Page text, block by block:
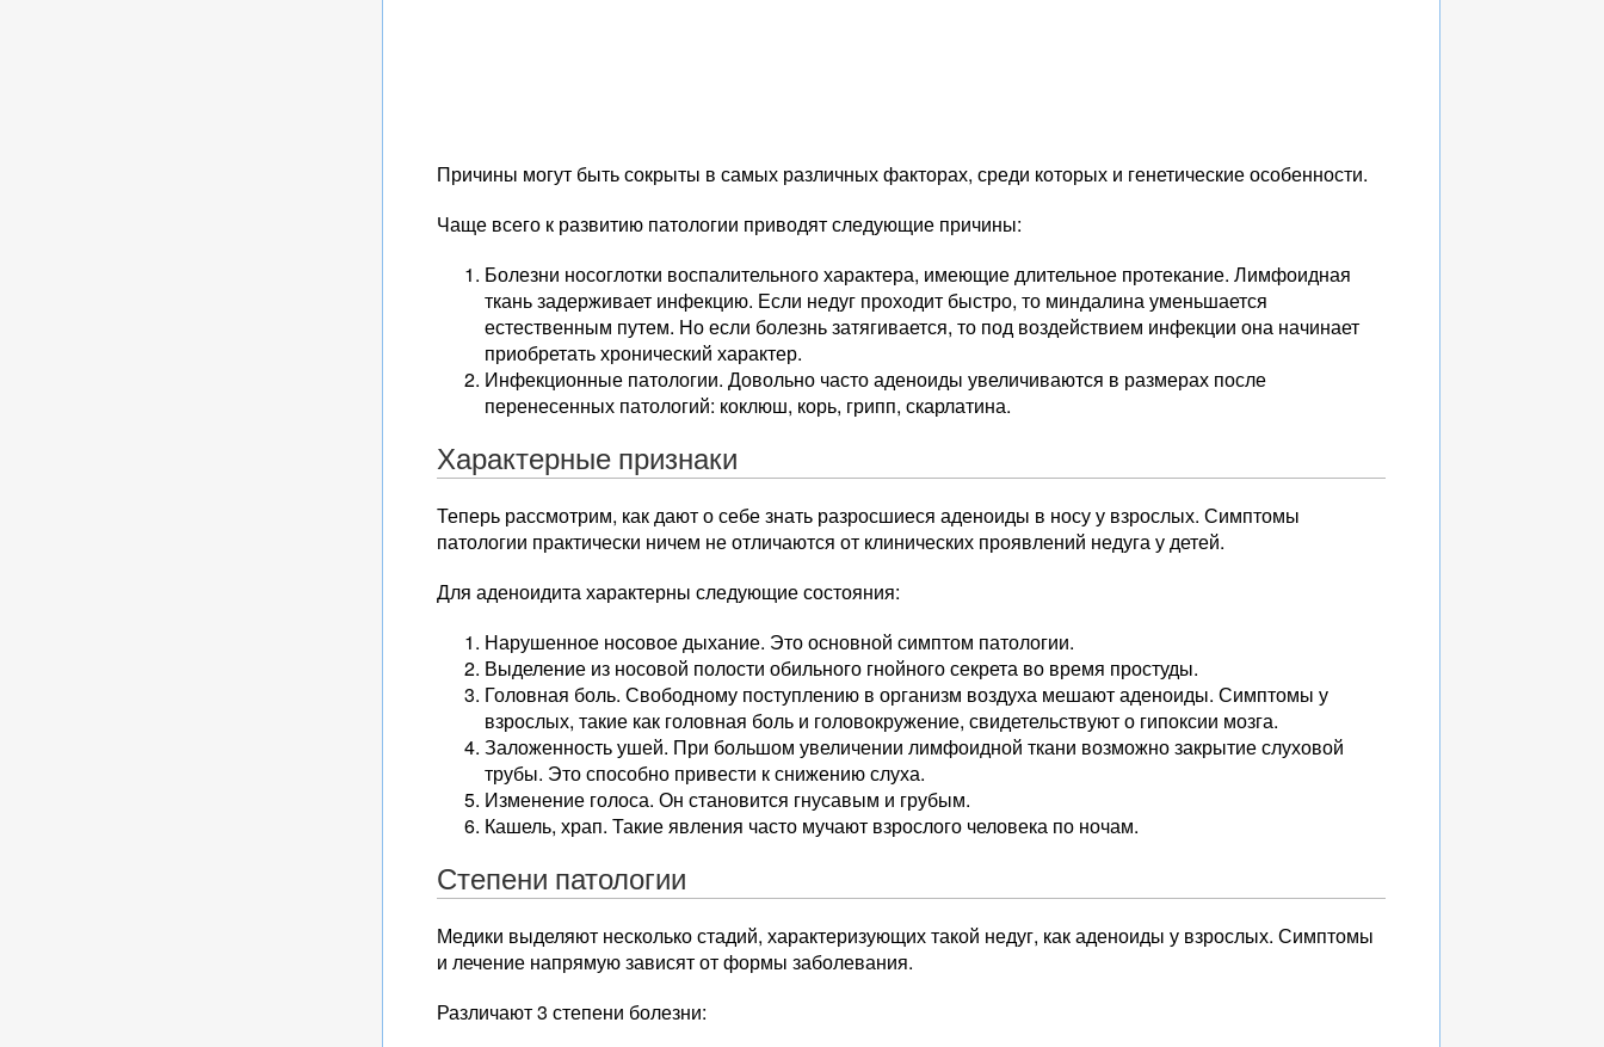
Причины могут быть сокрыты в самых различных факторах, среди которых и генетические особенности.
Чаще всего к развитию патологии приводят следующие причины:
Болезни носоглотки воспалительного характера, имеющие длительное протекание. Лимфоидная
ткань задерживает инфекцию. Если недуг проходит быстро, то миндалина уменьшается
естественным путем. Но если болезнь затягивается, то под воздействием инфекции она начинает
приобретать хронический характер.
Инфекционные патологии. Довольно часто аденоиды увеличиваются в размерах после
перенесенных патологий: коклюш, корь, грипп, скарлатина.
Характерные признаки
Теперь рассмотрим, как дают о себе знать разросшиеся аденоиды в носу у взрослых. Симптомы
патологии практически ничем не отличаются от клинических проявлений недуга у детей.
Для аденоидита характерны следующие состояния:
Нарушенное носовое дыхание. Это основной симптом патологии.
Выделение из носовой полости обильного гнойного секрета во время простуды.
Головная боль. Свободному поступлению в организм воздуха мешают аденоиды. Симптомы у
взрослых, такие как головная боль и головокружение, свидетельствуют о гипоксии мозга.
Заложенность ушей. При большом увеличении лимфоидной ткани возможно закрытие слуховой
трубы. Это способно привести к снижению слуха.
Изменение голоса. Он становится гнусавым и грубым.
Кашель, храп. Такие явления часто мучают взрослого человека по ночам.
Степени патологии
Медики выделяют несколько стадий, характеризующих такой недуг, как аденоиды у взрослых. Симптомы
и лечение напрямую зависят от формы заболевания.
Различают 3 степени болезни: